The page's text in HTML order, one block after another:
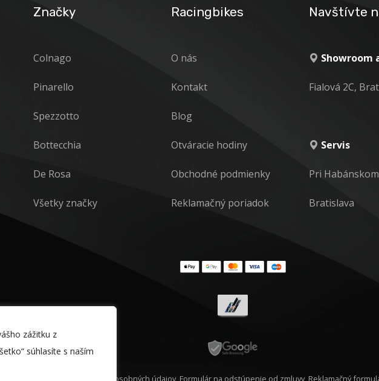
zážitku z
súhlasíte s naším
Značky
Colnago
Pinarello
Spezzotto
Bottecchia
De Rosa
Všetky značky
Racingbikes
O nás
Kontakt
Blog
Otváracie hodiny
Obchodné podmienky
Reklamačný poriadok
Navštívte
Showroom
Fialová 2C,
Servis
Pri
Bratislava
Ochrana osobných údajov, Formulár na odstúpenie od zmluvy, Reklamačný